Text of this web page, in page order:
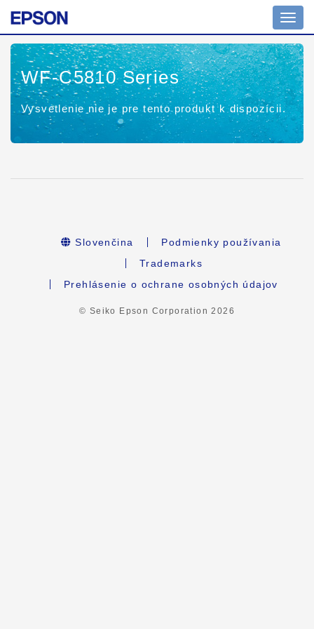
WF-C5810 Series
Vysvetlenie nie je pre tento produkt k dispozícii.
Slovenčina
Podmienky používania
Trademarks
Prehlásenie o ochrane osobných údajov
© Seiko Epson Corporation2026